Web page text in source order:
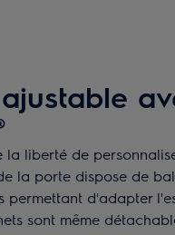
la liberté de
la porte dispose de
permettant d'adapter
sont même